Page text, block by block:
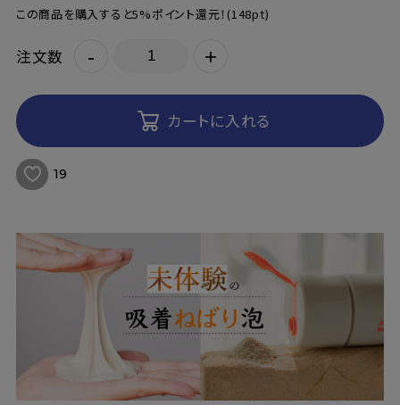
この商品を購入すると5%ポイント還元！ (148pt)
注文数 - +
カートに入れる
19